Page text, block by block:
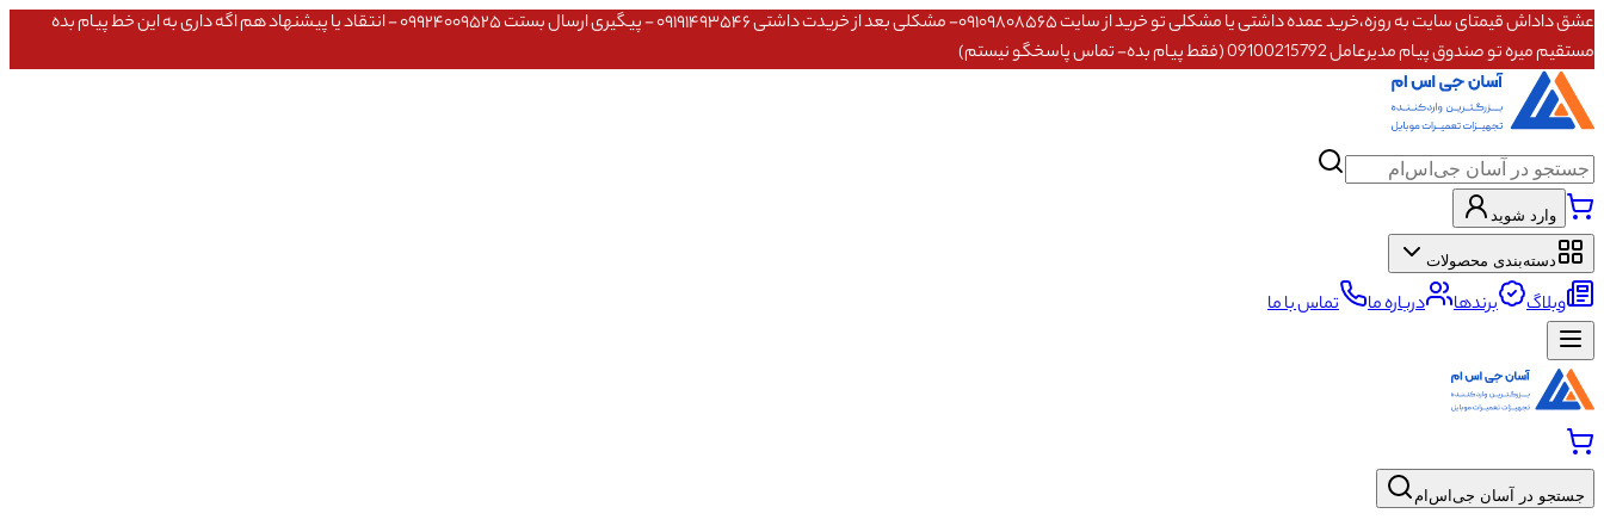
عشق داداش قیمتای سایت به روزه،خرید عمده داشتی یا مشکلی تو خرید از سایت ۰۹۱۰۹۸۰۸۵۶۵- مشکلی بعد از خریدت داشتی ۰۹۱۹۱۴۹۳۵۴۶ - پیگیری ارسال بستت ۰۹۹۲۴۰۰۹۵۲۵ - انتقاد یا پیشنهاد هم اگه داری به این خط پیام بده
مستقیم میره تو صندوق پیام مدیرعامل 09100215792 (فقط پیام بده- تماس پاسخگو نیستم)
وارد شوید
دسته‌بندی محصولات
وبلاگ برندها درباره ما تماس با ما
جستجو در آسان جی‌اس‌ام